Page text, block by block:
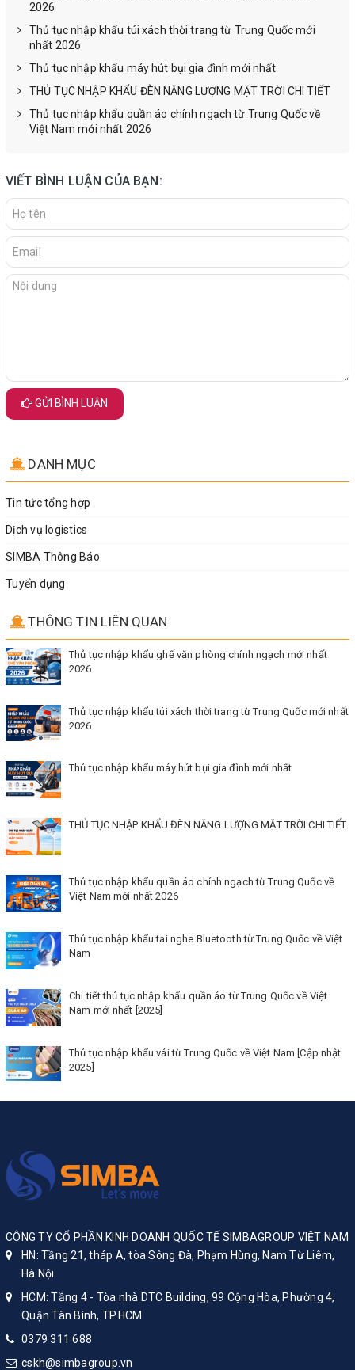
2026
Thủ tục nhập khẩu túi xách thời trang từ Trung Quốc mới
nhất 2026
Thủ tục nhập khẩu máy hút bụi gia đình mới nhất
THỦ TỤC NHẬP KHẨU ĐÈN NĂNG LƯỢNG MẶT TRỜI CHI TIẾT
Thủ tục nhập khẩu quần áo chính ngạch từ Trung Quốc về
Việt Nam mới nhất 2026
VIẾT BÌNH LUẬN CỦA BẠN:
GỬI BÌNH LUẬN
DANH MỤC
Tin tức tổng hợp
Dịch vụ logistics
SIMBA Thông Báo
Tuyển dụng
THÔNG TIN LIÊN QUAN
Thủ tục nhập khẩu ghế văn phòng chính ngạch mới nhất
2026
Thủ tục nhập khẩu túi xách thời trang từ Trung Quốc mới nhất
2026
Thủ tục nhập khẩu máy hút bụi gia đình mới nhất
THỦ TỤC NHẬP KHẨU ĐÈN NĂNG LƯỢNG MẶT TRỜI CHI TIẾT
Thủ tục nhập khẩu quần áo chính ngạch từ Trung Quốc về
Việt Nam mới nhất 2026
Thủ tục nhập khẩu tai nghe Bluetooth từ Trung Quốc về Việt
Nam
Chi tiết thủ tục nhập khẩu quần áo từ Trung Quốc về Việt
Nam mới nhất [2025]
Thủ tục nhập khẩu vải từ Trung Quốc về Việt Nam [Cập nhật
2025]
CÔNG TY CỔ PHẦN KINH DOANH QUỐC TẾ SIMBAGROUP VIỆT NAM
HN: Tầng 21, tháp A, tòa Sông Đà, Phạm Hùng, Nam Từ Liêm,
Hà Nội
HCM: Tầng 4 - Tòa nhà DTC Building, 99 Cộng Hòa, Phường 4,
Quận Tân Bình, TP.HCM
0379 311 688
cskh@simbagroup.vn